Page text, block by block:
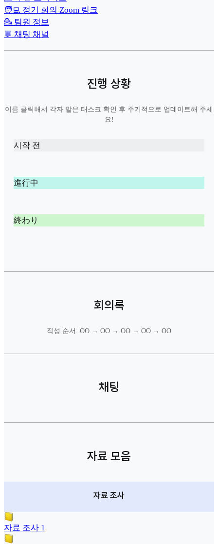
🧑‍💻 정기 회의 Zoom 링크
💁 팀원 정보
💬 채팅 채널
진행 상황
이름 클릭해서 각자 맡은 태스크 확인 후 주기적으로 업데이트해 주세
요!
시작 전
進行中
終わり
회의록
작성 순서: OO → OO → OO → OO → OO
채팅
자료 모음
자료 조사
자료 조사 1